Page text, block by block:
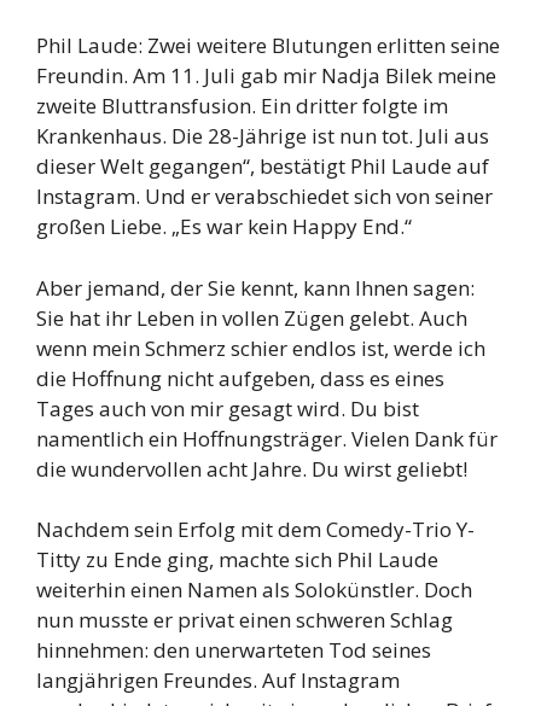
Phil Laude: Zwei weitere Blutungen erlitten seine
Freundin. Am 11. Juli gab mir Nadja Bilek meine
zweite Bluttransfusion. Ein dritter folgte im
Krankenhaus. Die 28-Jährige ist nun tot. Juli aus
dieser Welt gegangen“, bestätigt Phil Laude auf
Instagram. Und er verabschiedet sich von seiner
großen Liebe. „Es war kein Happy End.“
Aber jemand, der Sie kennt, kann Ihnen sagen:
Sie hat ihr Leben in vollen Zügen gelebt. Auch
wenn mein Schmerz schier endlos ist, werde ich
die Hoffnung nicht aufgeben, dass es eines
Tages auch von mir gesagt wird. Du bist
namentlich ein Hoffnungsträger. Vielen Dank für
die wundervollen acht Jahre. Du wirst geliebt!
Nachdem sein Erfolg mit dem Comedy-Trio Y-
Titty zu Ende ging, machte sich Phil Laude
weiterhin einen Namen als Solokünstler. Doch
nun musste er privat einen schweren Schlag
hinnehmen: den unerwarteten Tod seines
langjährigen Freundes. Auf Instagram